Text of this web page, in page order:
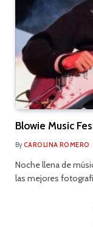
Blowie Music
ByCAROLINA ROMERO
Noche llena de
las mejores